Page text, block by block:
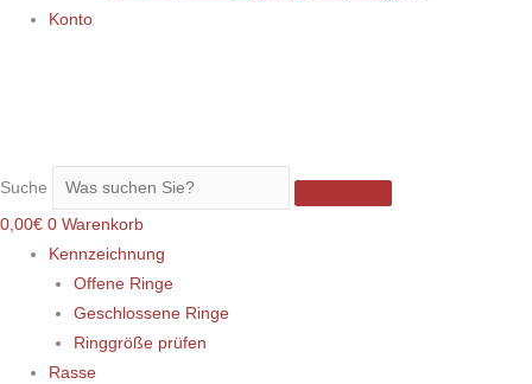
Konto
Suche
0,00€ 0 Warenkorb
Kennzeichnung
Offene Ringe
Geschlossene Ringe
Ringgröße prüfen
Rasse
Pulver